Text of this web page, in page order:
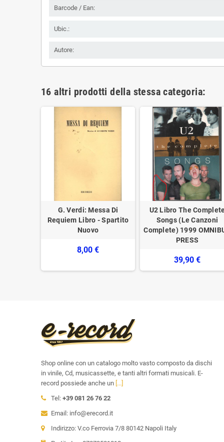
Barcode / Ean:
Ubic.:
Autore:
16 altri prodotti della stessa categoria:
G. Verdi: Messa Di
Requiem Libro - Spartito
Nuovo
8,00 €
U2 Libro The
Songs (Le Canzoni
Complete) 1999
PRESS
39,90 €
Shop online con un catalogo molto vasto composto da dischi
in vinile, Cd, musicassette, e tanti altri formati musicali. E-
record possiede anche un [...]
Tel: +39 081 26 76 22
Email: info@erecord.it
Indirizzo: V.co Ferrovia 7/8 80142 Napoli Italy